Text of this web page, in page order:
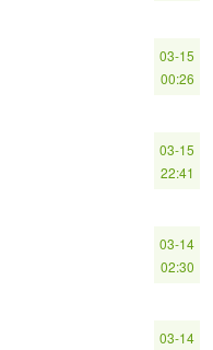
03-15
00:26
03-15
22:41
03-14
02:30
03-14